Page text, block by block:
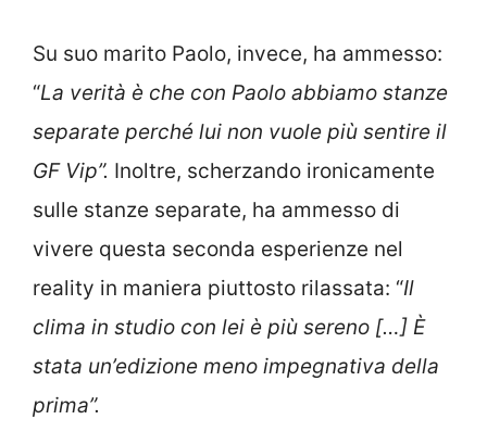
Su suo marito Paolo, invece, ha ammesso:
“La verità è che con Paolo abbiamo stanze
separate perché lui non vuole più sentire il
GF Vip”. Inoltre, scherzando ironicamente
sulle stanze separate, ha ammesso di
vivere questa seconda esperienze nel
reality in maniera piuttosto rilassata: “Il
clima in studio con lei è più sereno […] È
stata un’edizione meno impegnativa della
prima”.